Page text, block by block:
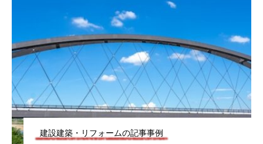
建設建築・リフォームの記事事例